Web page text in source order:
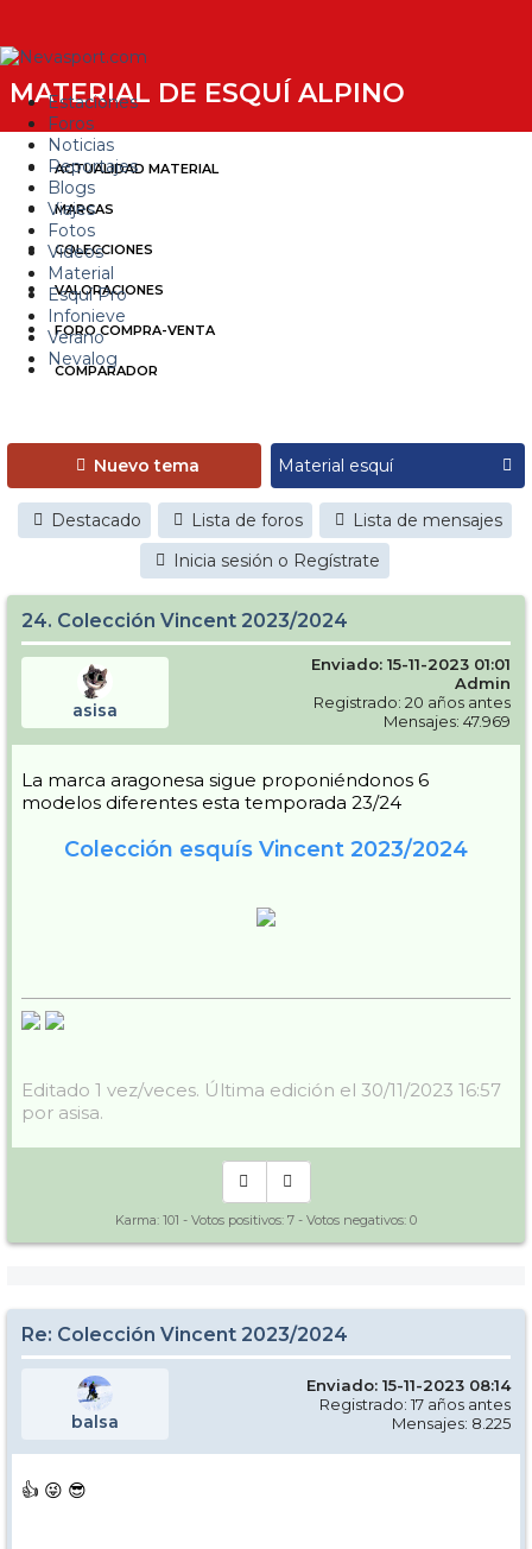
Estaciones
Foros
Noticias
Reportajes
Blogs
Viajes
Fotos
Videos
Material
Esquí Pro
Infonieve
Verano
Nevalog
MATERIAL DE ESQUÍ ALPINO
ACTUALIDAD MATERIAL
MARCAS
COLECCIONES
VALORACIONES
FORO COMPRA-VENTA
COMPARADOR
Nuevo tema
Destacado Lista de foros
Lista de mensajes
Inicia sesión o Regístrate
24. Colección Vincent 2023/2024
asisa
Enviado: 15-11-2023 01:01
Admin
Registrado: 20 años antes
Mensajes: 47.969
La marca aragonesa sigue proponiéndonos 6
modelos diferentes esta temporada 23/24
Colección esquís Vincent 2023/2024
Editado 1 vez/veces. Última edición el 30/11/2023 16:57
por asisa.
Karma: 101 - Votos positivos: 7 - Votos negativos: 0
Re: Colección Vincent 2023/2024
balsa
Enviado: 15-11-2023 08:14
Registrado: 17 años antes
Mensajes: 8.225
👍 😜 😎